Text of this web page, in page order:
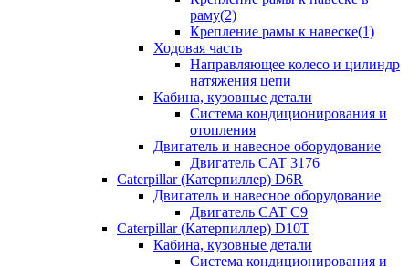
раму(2)
Крепление рамы к навеске(1)
Ходовая часть
Направляющее колесо и цилиндр
натяжения цепи
Кабина, кузовные детали
Система кондиционирования и
отопления
Двигатель и навесное оборудование
Двигатель CAT 3176
Caterpillar (Катерпиллер) D6R
Двигатель и навесное оборудование
Двигатель CAT C9
Caterpillar (Катерпиллер) D10T
Кабина, кузовные детали
Система кондиционирования и